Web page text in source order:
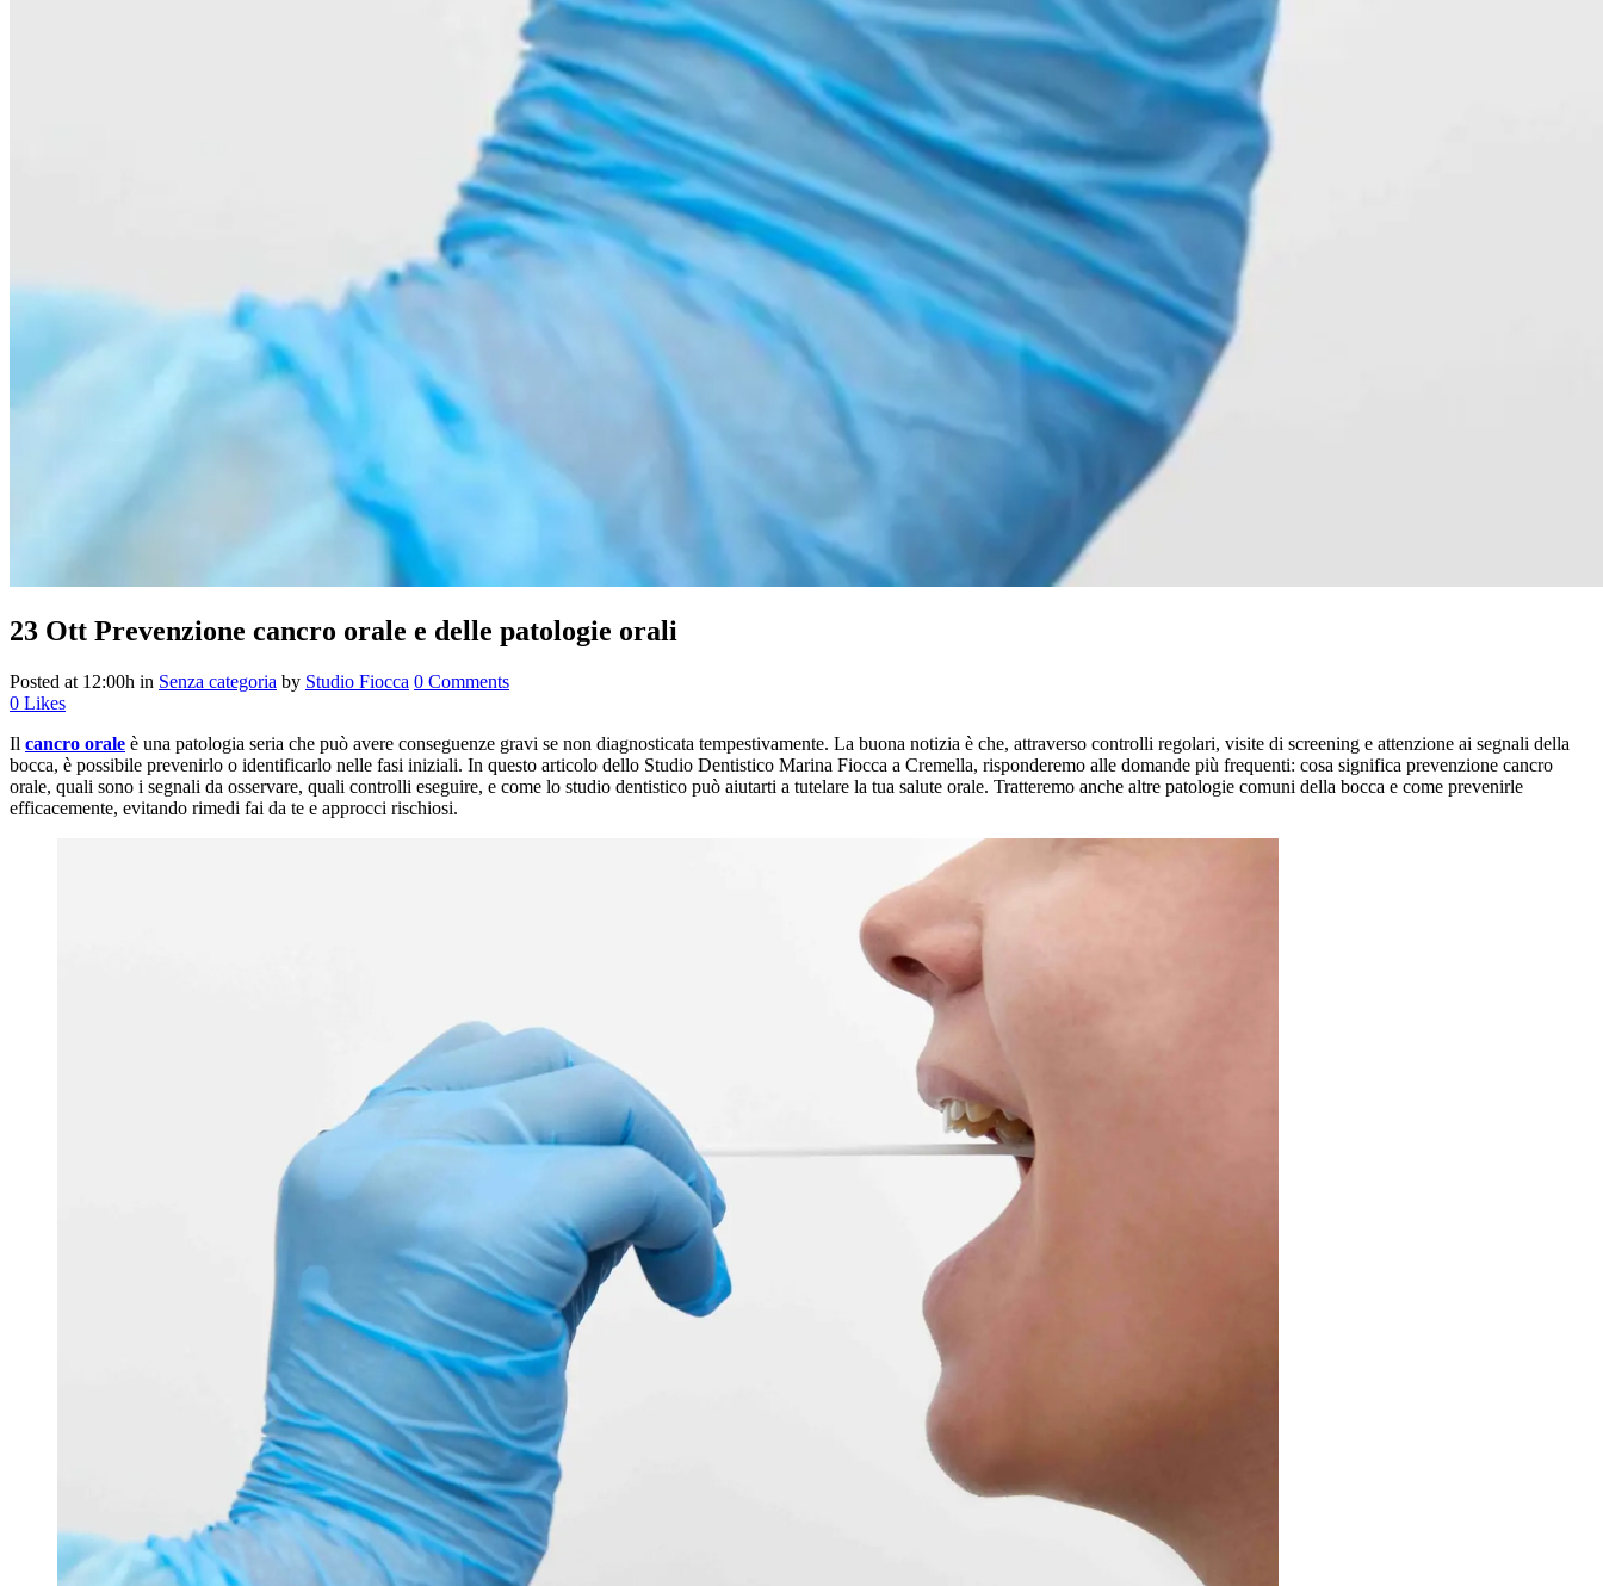
23 Ott Prevenzione cancro orale e delle patologie orali
Posted at 12:00h in Senza categoria by Studio Fiocca 0 Comments
0 Likes
Il cancro orale è una patologia seria che può avere conseguenze gravi se non diagnosticata tempestivamente. La buona notizia è che, attraverso controlli regolari, visite di screening e attenzione ai segnali della
bocca, è possibile prevenirlo o identificarlo nelle fasi iniziali. In questo articolo dello Studio Dentistico Marina Fiocca a Cremella, risponderemo alle domande più frequenti: cosa significa prevenzione cancro
orale, quali sono i segnali da osservare, quali controlli eseguire, e come lo studio dentistico può aiutarti a tutelare la tua salute orale. Tratteremo anche altre patologie comuni della bocca e come prevenirle
efficacemente, evitando rimedi fai da te e approcci rischiosi.